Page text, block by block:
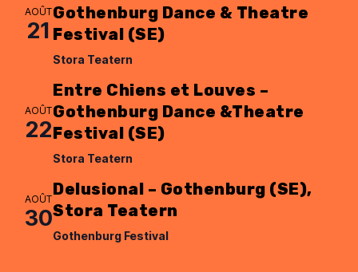
AOÛT
21
Gothenburg Dance & Theatre
Festival (SE)
Stora Teatern
AOÛT
22
Entre Chiens et Louves –
Gothenburg Dance &Theatre
Festival (SE)
Stora Teatern
AOÛT
30
Delusional – Gothenburg (SE),
Stora Teatern
Gothenburg Festival